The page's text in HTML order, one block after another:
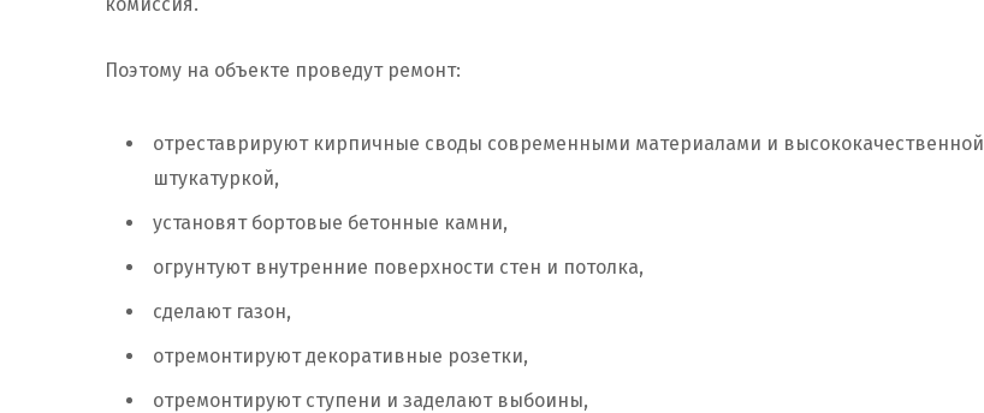
Поэтому на объекте проведут ремонт:
отреставрируют кирпичные своды современными материалами и высококачественной
штукатуркой,
установят бортовые бетонные камни,
огрунтуют внутренние поверхности стен и потолка,
сделают газон,
отремонтируют декоративные розетки,
отремонтируют ступени и заделают выбоины,